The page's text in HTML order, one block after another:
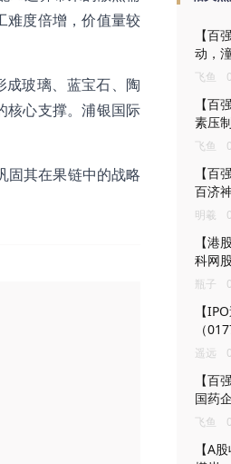
难度倍增，价值量较
玻璃、蓝宝石、陶
核心支撑。浦银国际
固其在果链中的战略
【百
动，
飞鱼
【百
素压
飞鱼
【百
百济
明羲
【港
科网
瓶子
【
（
遥远
【百
国药
飞鱼
【A